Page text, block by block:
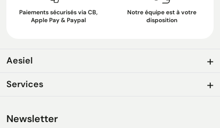
Paiements sécurisés via CB,
Apple Pay & Paypal
Notre équipe est à votre
disposition
Aesiel
Services
Newsletter